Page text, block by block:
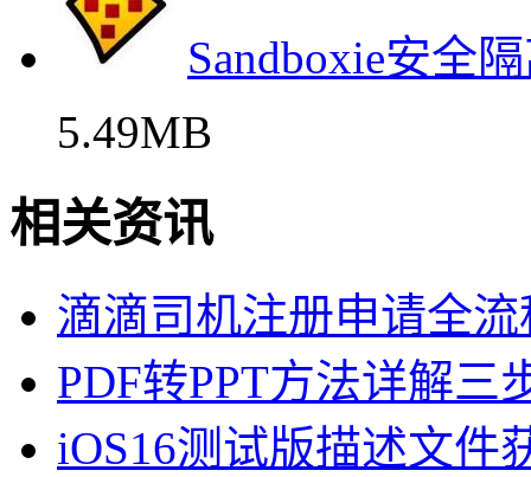
Sandboxie安全
5.49MB
相关资讯
滴滴司机注册申请全
PDF转PPT方法详解三
iOS16测试版描述文件